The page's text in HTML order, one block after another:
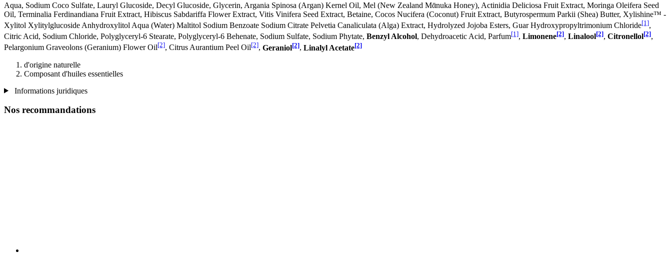
Aqua, Sodium Coco­ Sulfate, Lauryl Glucoside, Decyl Glucoside, Glycerin, Argania Spinosa (Argan) Kernel Oil, Mel (New Zealand Mᾱnuka Honey), Actinidia Deliciosa Fruit Extract, Moringa Oleifera Seed
Oil, Terminalia Ferdinandiana Fruit Extract, Hibiscus Sabdariffa Flower Extract, Vitis Vinifera Seed Extract, Betaine, Cocos Nucifera (Coconut) Fruit Extract, Butyrospermum Parkii (Shea) Butter, Xylishine™ -
Xylitol Xylitylglucoside Anhydroxylitol Aqua (Water) Maltitol Sodium Benzoate Sodium Citrate Pelvetia Canaliculata (Alga) Extract, Hydrolyzed Jojoba Esters, Guar Hydroxypropyltrimonium Chloride[1],
Citric Acid, Sodium Chloride, Polyglyceryl-6 Stearate, Polyglyceryl-6 Behenate, Sodium Sulfate, Sodium Phytate, Benzyl Alcohol, Dehydroacetic Acid, Parfum[1], Limonene[2], Linalool[2], Citronellol[2],
Pelargonium Graveolons (Geranium) Flower Oil[2], Citrus Aurantium Peel Oil[2], Geraniol[2], Linalyl Acetate[2]
d'origine naturelle
Composant d'huiles essentielles
Informations juridiques
Nos recommandations